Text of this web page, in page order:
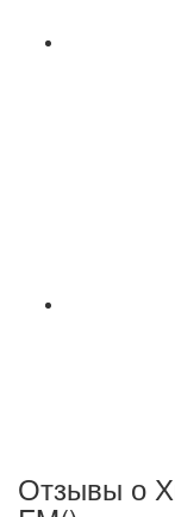
Отзывы о